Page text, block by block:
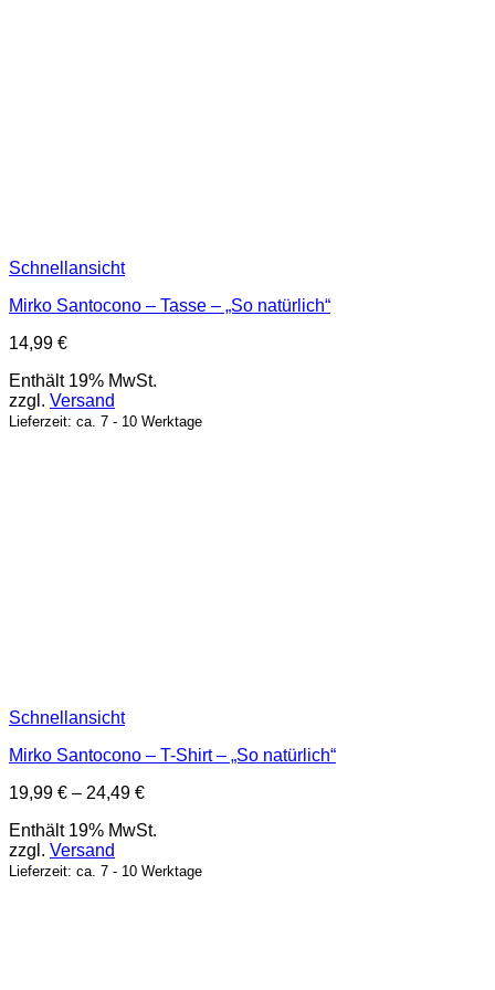
Schnellansicht
Mirko Santocono – Tasse – „So natürlich“
14,99 €
Enthält 19% MwSt.
zzgl. Versand
Lieferzeit: ca. 7 - 10 Werktage
Schnellansicht
Mirko Santocono – T-Shirt – „So natürlich“
19,99 € – 24,49 €Preisspanne:
bis
Enthält 19% MwSt.
zzgl. Versand
Lieferzeit: ca. 7 - 10 Werktage